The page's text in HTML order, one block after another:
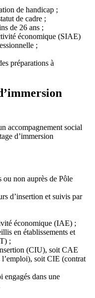
de handicap ;
de cadre ;
de 26 ans ;
économique (SIAE)
;
préparations à
accompagnement social
d’immersion
ou non auprès de Pôle
d’insertion et suivis par
économique (IAE) ;
en établissements et
;
(CIU), soit CAE
l’emploi), soit CIE (contrat
engagés dans une